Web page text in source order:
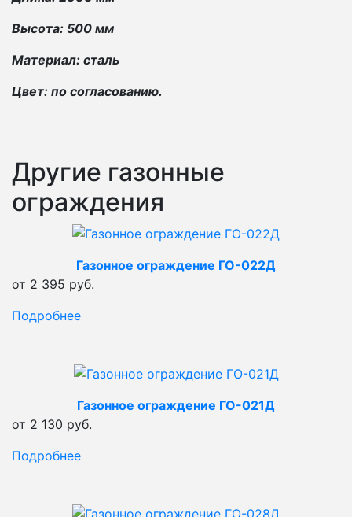
Высота: 500 мм
Материал: сталь
Цвет: по согласованию.
Другие газонные
ограждения
Газонное ограждение ГО-022Д
от 2 395 руб.
Подробнее
Газонное ограждение ГО-021Д
от 2 130 руб.
Подробнее